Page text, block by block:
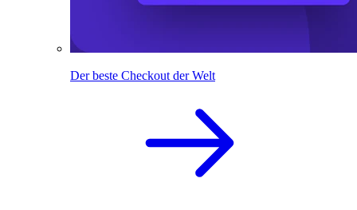
Der beste Checkout der Welt